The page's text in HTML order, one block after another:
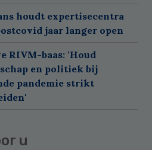
houdt expertisecentra
jaar langer open
RIVM-baas: 'Houd
en politiek bij
pandemie strikt
u